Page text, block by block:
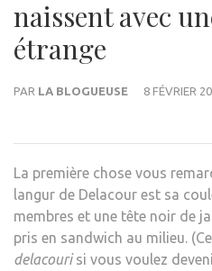
naissent avec
étrange
PAR LA BLOGUEUSE 8 FÉVRIER
La première chose vous
langur de Delacour est sa
membres et une tête noir de
pris en sandwich au milieu.
delacourisi vous voulez